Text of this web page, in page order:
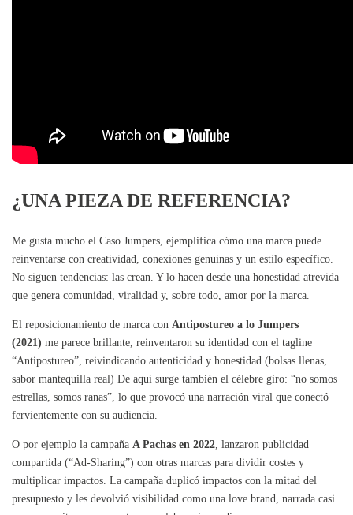
¿UNA PIEZA DE REFERENCIA?
Me gusta mucho el Caso Jumpers, ejemplifica cómo una marca puede
reinventarse con creatividad, conexiones genuinas y un estilo específico.
No siguen tendencias: las crean. Y lo hacen desde una honestidad atrevida
que genera comunidad, viralidad y, sobre todo, amor por la marca.
El reposicionamiento de marca con Antipostureo a lo Jumpers
(2021) me parece brillante, reinventaron su identidad con el tagline
“Antipostureo”, reivindicando autenticidad y honestidad (bolsas llenas,
sabor mantequilla real) De aquí surge también el célebre giro: “no somos
estrellas, somos ranas”, lo que provocó una narración viral que conectó
fervientemente con su audiencia.
O por ejemplo la campaña A Pachas en 2022 , lanzaron publicidad
compartida (“Ad‑Sharing”) con otras marcas para dividir costes y
multiplicar impactos. La campaña duplicó impactos con la mitad del
presupuesto y les devolvió visibilidad como una love brand, narrada casi